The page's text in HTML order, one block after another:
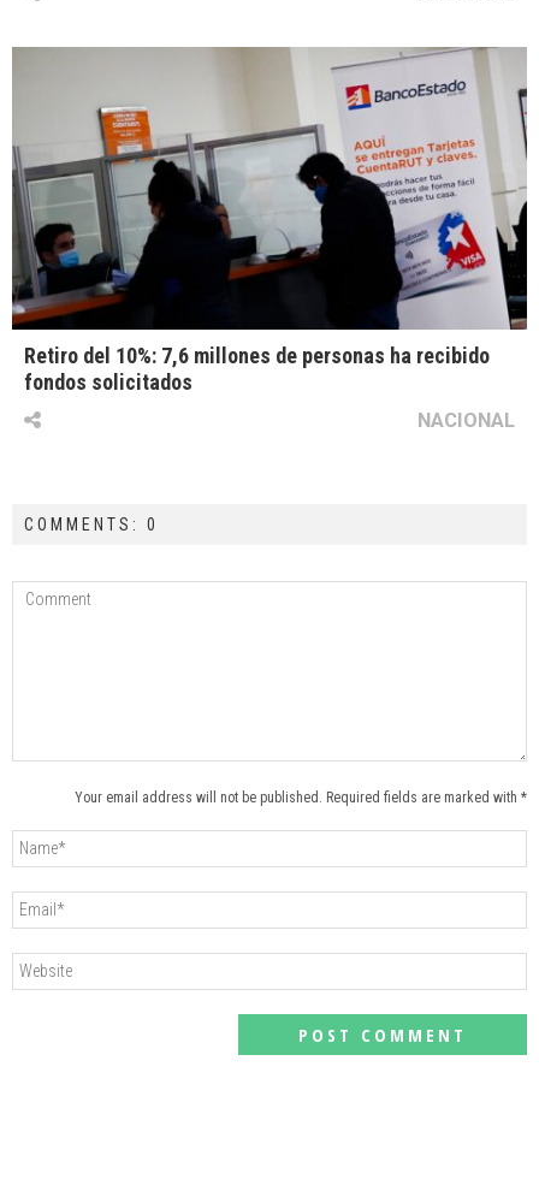
Retiro del 10%: 7,6 millones de personas ha recibido
fondos solicitados
NACIONAL
COMMENTS: 0
Your email address will not be published. Required fields are marked with *